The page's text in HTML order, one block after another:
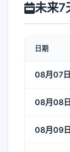
未来7
日期
08月07日
08月08日
08月09日